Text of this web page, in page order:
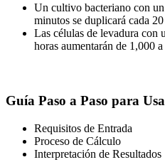
Un cultivo bacteriano con
minutos se duplicará cada
Las células de levadura con
horas aumentarán de 1,000
Guía Paso a Paso para
Requisitos de Entrada
Proceso de Cálculo
Interpretación de Resultados